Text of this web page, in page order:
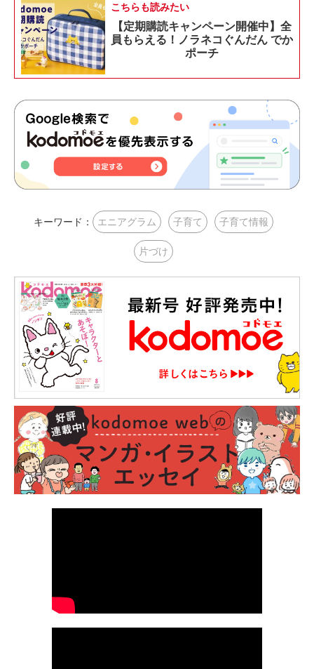
こちらも読みたい
【定期購読キャンペーン開催中】全
員もらえる！ノラネコぐんだん でか
ポーチ
キーワード： エニアグラム 子育て 子育て情報
片づけ